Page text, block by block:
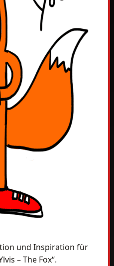
und Inspiration für
– The Fox“.